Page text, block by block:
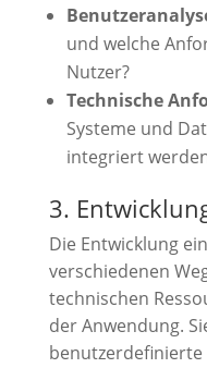
und welche
Nutzer?
Technische
Systeme und
integriert
3.
Die Entwicklung
verschiedenen
technischen
der Anwendung.